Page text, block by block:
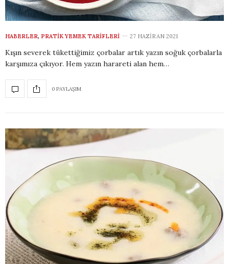
HABERLER, PRATIK YEMEK TARIFLERI 27 HAZIRAN 2021
Kışın severek tükettiğimiz çorbalar artık yazın soğuk çorbalarla
karşımıza çıkıyor. Hem yazın harareti alan hem…
0 PAYLAŞIM